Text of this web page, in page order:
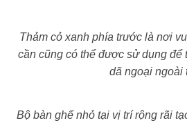
Thảm cỏ xanh phía trước là nơi
cần cũng có thể được sử dụng để
dã ngoại ngoài
Bộ bàn ghế nhỏ tại vị trí rộng rãi